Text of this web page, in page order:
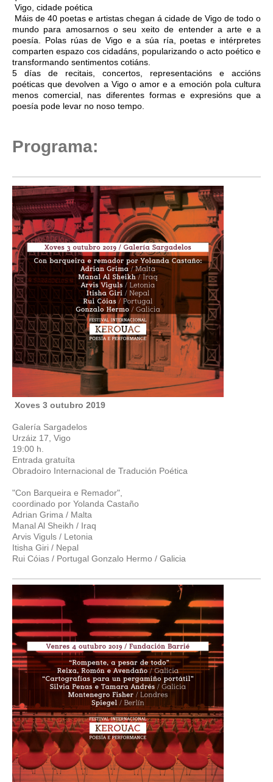
Vigo, cidade poética
Máis de 40 poetas e artistas chegan á cidade de Vigo de todo o
mundo para amosarnos o seu xeito de entender a arte e a
poesía. Polas rúas de Vigo e a súa ría, poetas e intérpretes
comparten espazo cos cidadáns, popularizando o acto poético e
transformando sentimentos cotiáns.
5 días de recitais, concertos, representacións e accións
poéticas que devolven a Vigo o amor e a emoción pola cultura
menos comercial, nas diferentes formas e expresións que a
poesía pode levar no noso tempo.
Programa:
Xoves 3 outubro 2019
Galería Sargadelos
Urzáiz 17, Vigo
19:00 h.
Entrada gratuíta
Obradoiro Internacional de Tradución Poética
"Con Barqueira e Remador",
coordinado por Yolanda Castaño
Adrian Grima / Malta
Manal Al Sheikh / Iraq
Arvis Viguls / Letonia
Itisha Giri / Nepal
Rui Cóias / Portugal Gonzalo Hermo / Galicia